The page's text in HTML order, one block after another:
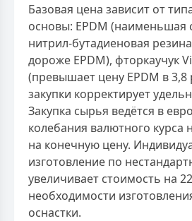
Базовая цена зависит от
основы: EPDM (наименьшая
нитрил-бутадиеновая
дороже EPDM), фторкаучук
(превышает цену EPDM в
закупки корректирует
Закупка сырья ведётся в
колебания валютного
на конечную цену.
изготовление по
увеличивает стоимость на
необходимости
оснастки.